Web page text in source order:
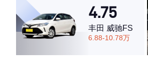
4.75
丰田 威驰FS
6.88-10.78万